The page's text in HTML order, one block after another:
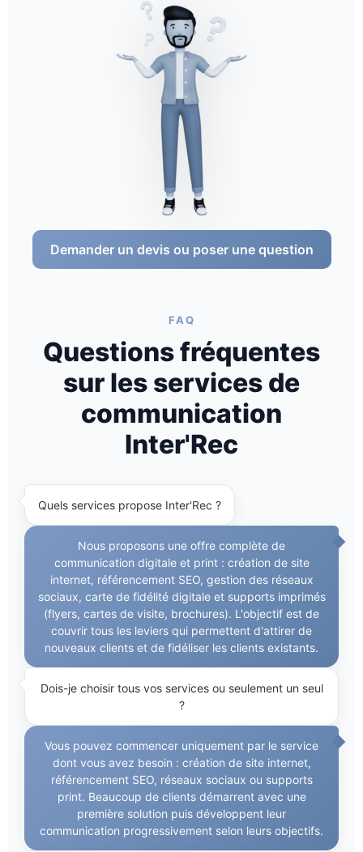
Demander un devis ou poser une question
FAQ
Questions fréquentes
sur les services de
communication
Inter'Rec
Quels services propose Inter'Rec ?
Nous proposons une offre complète de
communication digitale et print : création de site
internet, référencement SEO, gestion des réseaux
sociaux, carte de fidélité digitale et supports imprimés
(flyers, cartes de visite, brochures). L'objectif est de
couvrir tous les leviers qui permettent d'attirer de
nouveaux clients et de fidéliser les clients existants.
Dois-je choisir tous vos services ou seulement un seul
?
Vous pouvez commencer uniquement par le service
dont vous avez besoin : création de site internet,
référencement SEO, réseaux sociaux ou supports
print. Beaucoup de clients démarrent avec une
première solution puis développent leur
communication progressivement selon leurs objectifs.